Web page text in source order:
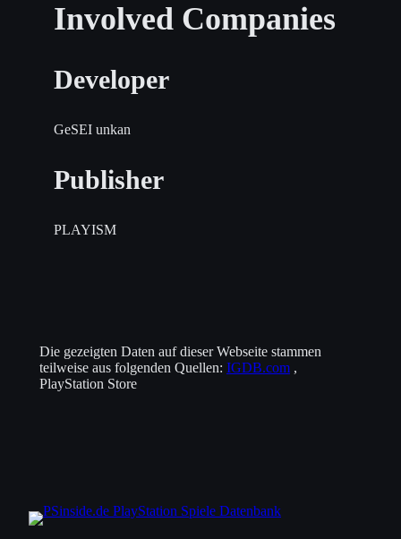
Involved Companies
Developer
GeSEI unkan
Publisher
PLAYISM
Die gezeigten Daten auf dieser Webseite stammen
teilweise aus folgenden Quellen: IGDB.com ,
PlayStation Store